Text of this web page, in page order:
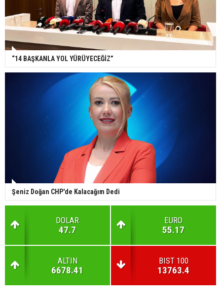
“14 BAŞKANLA YOL YÜRÜYECEĞİZ”
Şeniz Doğan CHP'de Kalacağım Dedi
DOLAR
47.7
EURO
55.17
ALTIN
6678.41
BIST 100
13763.4